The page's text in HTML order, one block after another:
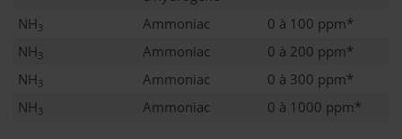
NH3 Ammoniac
0 à 100 ppm*
NH3 Ammoniac
0 à 200 ppm*
NH3 Ammoniac
0 à 300 ppm*
NH3 Ammoniac 0 à 1000 ppm*